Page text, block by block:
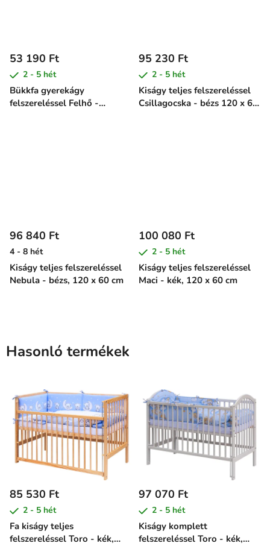
Bükkfa gyerekágy
felszereléssel Felhő -
53 190 Ft
2 - 5 hét
Kiságy teljes felszereléssel
Csillagocska - bézs 120 x 60
95 230 Ft
2 - 5 hét
Kiságy teljes felszereléssel
Nebula - bézs, 120 x 60 cm
96 840 Ft
4 - 8 hét
Kiságy teljes felszereléssel
Maci - kék, 120 x 60 cm
100 080 Ft
2 - 5 hét
Hasonló termékek
Fa kiságy teljes
felszereléssel Toro - kék,
85 530 Ft
2 - 5 hét
Kiságy komplett
felszereléssel Toro - kék,
97 070 Ft
2 - 5 hét